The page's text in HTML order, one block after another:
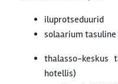
iluprotseduurid
solaarium
thalasso-keskus
hotellis)